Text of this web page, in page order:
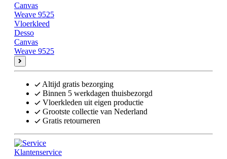
Vloerkleed
Desso
Canvas
Weave 9525
Altijd gratis bezorging
Binnen 5 werkdagen thuisbezorgd
Vloerkleden uit eigen productie
Grootste collectie van Nederland
Gratis retourneren
Klantenservice